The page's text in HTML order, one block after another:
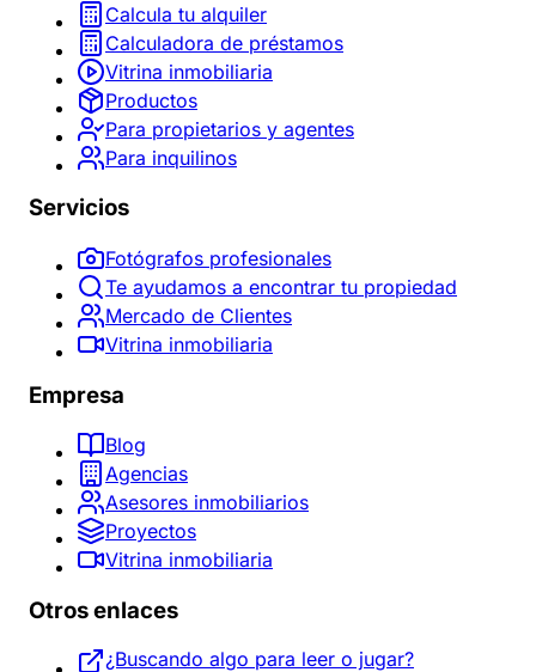
Calcula tu alquiler
Calculadora de préstamos
Vitrina inmobiliaria
Productos
Para propietarios y agentes
Para inquilinos
Servicios
Fotógrafos profesionales
Te ayudamos a encontrar tu propiedad
Mercado de Clientes
Vitrina inmobiliaria
Empresa
Blog
Agencias
Asesores inmobiliarios
Proyectos
Vitrina inmobiliaria
Otros enlaces
¿Buscando algo para leer o jugar?